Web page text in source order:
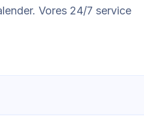
Vores 24/7 service